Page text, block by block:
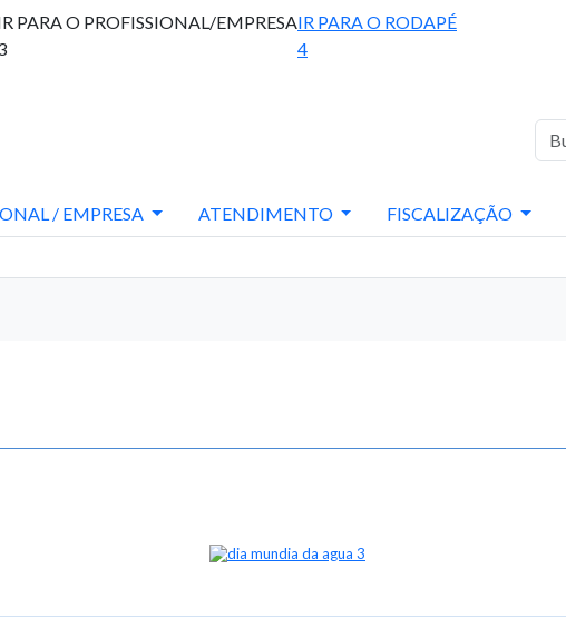
PARA O PROFISSIONAL/EMPRESAIR PARA O RODAPÉ
4
/ EMPRESA ATENDIMENTO FISCALIZAÇÃO